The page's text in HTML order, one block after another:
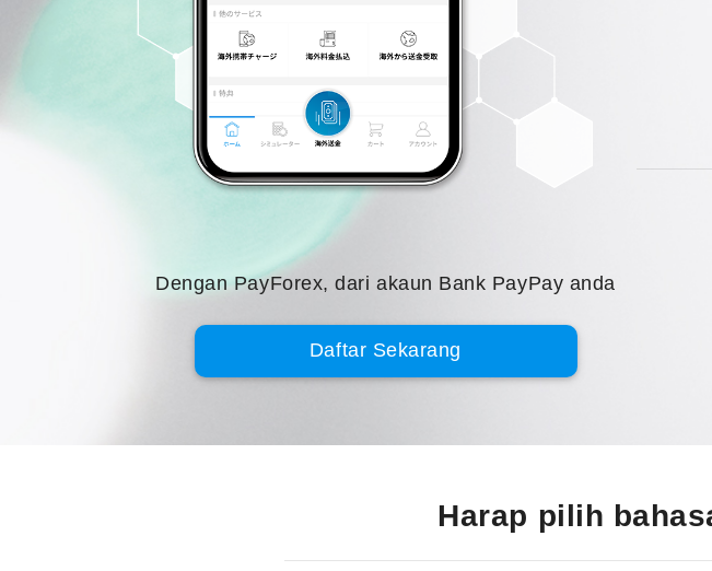
Dengan PayForex, dari akaun Bank PayPay anda
Daftar Sekarang
Harap pilih